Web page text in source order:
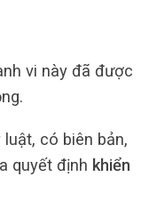
vi này đã được
có biên bản,
quyết định khiển